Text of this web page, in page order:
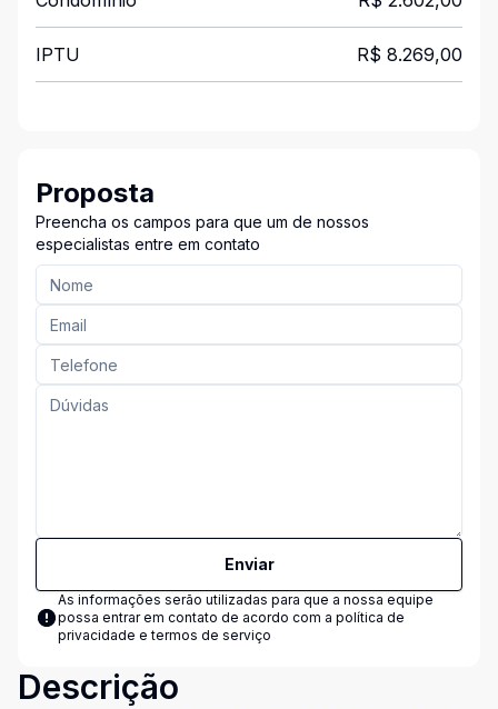
IPTU R$ 8.269,00
Proposta
Preencha os campos para que um de nossos
especialistas entre em contato
Enviar
As informações serão utilizadas para que a nossa equipe
possa entrar em contato de acordo com a política de
privacidade e termos de serviço
Descrição